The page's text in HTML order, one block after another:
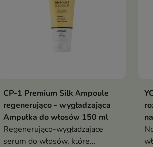
Dodaj do koszyka
CP-1 Premium Silk Ampoule
regenerująco - wygładzająca
Ampułka do włosów 150 ml
Regenerująco-wygładzające
serum do włosów, które